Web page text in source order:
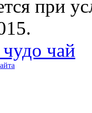
при
чай